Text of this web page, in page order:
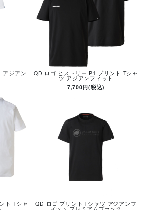
アジアン QD ロゴ ヒストリー P1 プリント Tシャ
ツ アジアンフィット
7,700円(税込)
ト Tシャ QD ロゴ プリント Tシャツ アジアンフ
ィット プレミアムブラック